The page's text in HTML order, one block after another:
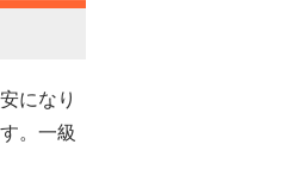
になり
。一級